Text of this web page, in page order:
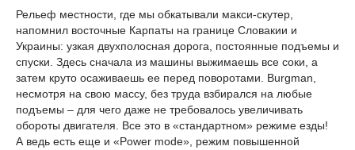
Рельеф местности, где мы обкатывали макси-скутер,
напомнил восточные Карпаты на границе Словакии и
Украины: узкая двухполосная дорога, постоянные подъемы и
спуски. Здесь сначала из машины выжимаешь все соки, а
затем круто осаживаешь ее перед поворотами. Burgman,
несмотря на свою массу, без труда взбирался на любые
подъемы – для чего даже не требовалось увеличивать
обороты двигателя. Все это в «стандартном» режиме езды!
А ведь есть еще и «Power mode», режим повышенной